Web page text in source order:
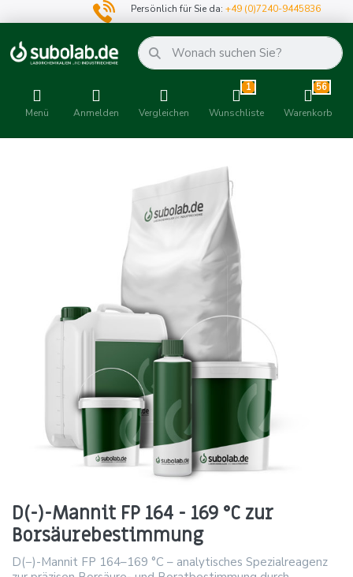
Persönlich für Sie da:+49 (0)7240-9445836
Menü Anmelden Vergleichen
1
Wunschliste
56
Warenkorb
D(-)-Mannit FP 164 - 169 °C zur
Borsäurebestimmung
D(−)-Mannit FP 164–169 °C – analytisches Spezialreagenz